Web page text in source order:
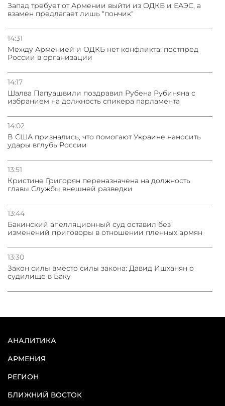
Запад требует от Армении выйти из ОДКБ и ЕАЭС, а
взамен предлагает лишь "пончик"
14:31
Между Арменией и ОДКБ нет конфликта: постпред
России в организации
14:17
Шалва Папуашвили поздравил Рубена Рубиняна с
избранием на должность спикера парламента
14:02
В США признались, что помогают Украине наносить
удары вглубь России
13:51
Кристине Григорян переназначена на должность
главы Службы внешней разведки
13:44
Бакинский апелляционный суд оставил без
изменений приговоры в отношении пленных армян
13:30
Закон силы вместо силы закона: Давид Ишханян о
судилище в Баку
АНАЛИТИКА
АРМЕНИЯ
РЕГИОН
БЛИЖНИЙ ВОСТОК